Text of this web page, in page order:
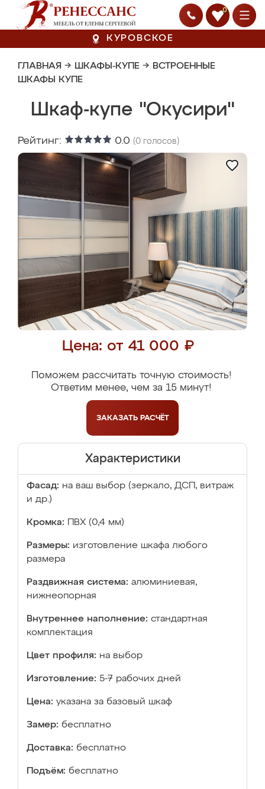
0
КУРОВСКОЕ
ГЛАВНАЯ → ШКАФЫ-КУПЕ → ВСТРОЕННЫЕ
ШКАФЫ КУПЕ
Шкаф-купе "Окусири"
Рейтинг: 0.0 (0 голосов)
Цена: от 41 000 ₽
Поможем рассчитать точную стоимость!
Ответим менее, чем за 15 минут!
ЗАКАЗАТЬ РАСЧЁТ
Характеристики
Фасад: на ваш выбор (зеркало, ДСП, витраж
и др.)
Кромка: ПВХ (0,4 мм)
Размеры: изготовление шкафа любого
размера
Раздвижная система: алюминиевая,
нижнеопорная
Внутреннее наполнение: стандартная
комплектация
Цвет профиля: на выбор
Изготовление: 5-7 рабочих дней
Цена: указана за базовый шкаф
Замер: бесплатно
Доставка: бесплатно
Подъём: бесплатно